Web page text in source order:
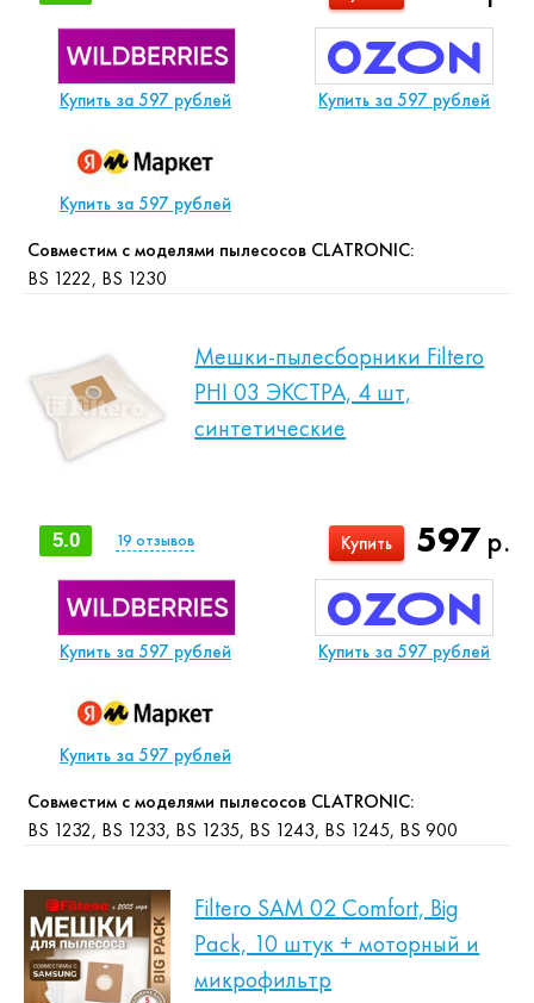
Купить за 597 рублей Купить за 597 рублей
Купить за 597 рублей
Совместим с моделями пылесосов CLATRONIC:
BS 1222, BS 1230
Мешки-пылесборники Filtero
PHI 03 ЭКСТРА, 4 шт,
синтетические
597р.
Купить
5.0 19 отзывов
Купить за 597 рублей Купить за 597 рублей
Купить за 597 рублей
Совместим с моделями пылесосов CLATRONIC:
BS 1232, BS 1233, BS 1235, BS 1243, BS 1245, BS 900
Filtero SAM 02 Comfort, Big
Pack, 10 штук + моторный и
микрофильтр